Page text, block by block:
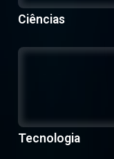
Ciências
Tecnologia